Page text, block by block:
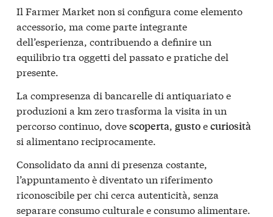
Il Farmer Market non si configura come elemento
accessorio, ma come parte integrante
dell’esperienza, contribuendo a definire un
equilibrio tra oggetti del passato e pratiche del
presente.
La compresenza di bancarelle di antiquariato e
produzioni a km zero trasforma la visita in un
percorso continuo, dovescoperta, gustoecuriosità
si alimentano reciprocamente.
Consolidato da anni di presenza costante,
l’appuntamento è diventato un riferimento
riconoscibile per chi cerca autenticità, senza
separare consumo culturale e consumo alimentare.